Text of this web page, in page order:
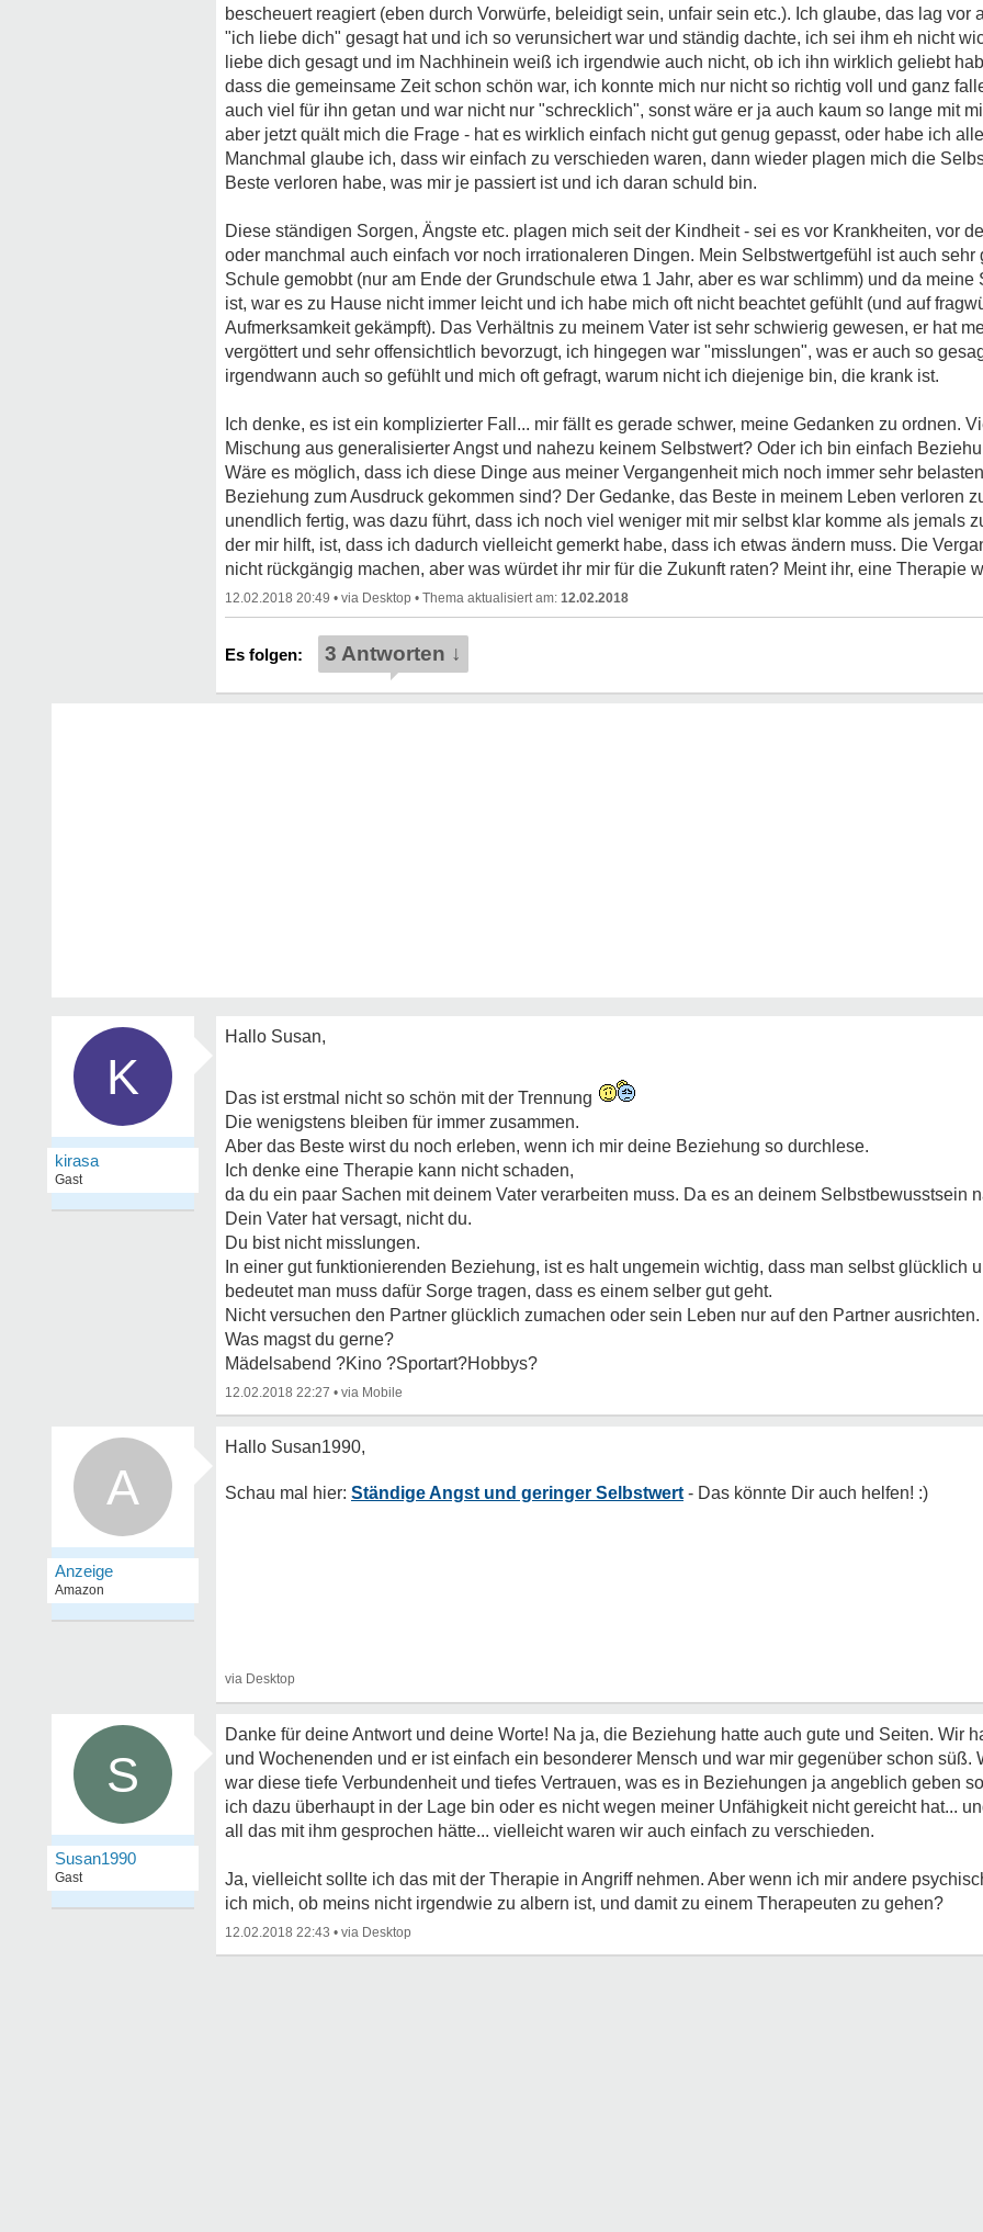
bescheuert reagiert (eben durch Vorwürfe, beleidigt sein, unfair sein etc.). Ich glaube, das lag vor
"ich liebe dich" gesagt hat und ich so verunsichert war und ständig dachte, ich sei ihm eh nicht
liebe dich gesagt und im Nachhinein weiß ich irgendwie auch nicht, ob ich ihn wirklich geliebt
dass die gemeinsame Zeit schon schön war, ich konnte mich nur nicht so richtig voll und ganz
auch viel für ihn getan und war nicht nur "schrecklich", sonst wäre er ja auch kaum so lange mit
aber jetzt quält mich die Frage - hat es wirklich einfach nicht gut genug gepasst, oder habe ich
Manchmal glaube ich, dass wir einfach zu verschieden waren, dann wieder plagen mich die
Beste verloren habe, was mir je passiert ist und ich daran schuld bin.
Diese ständigen Sorgen, Ängste etc. plagen mich seit der Kindheit - sei es vor Krankheiten, vor
oder manchmal auch einfach vor noch irrationaleren Dingen. Mein Selbstwertgefühl ist auch sehr
Schule gemobbt (nur am Ende der Grundschule etwa 1 Jahr, aber es war schlimm) und da
ist, war es zu Hause nicht immer leicht und ich habe mich oft nicht beachtet gefühlt (und auf
Aufmerksamkeit gekämpft). Das Verhältnis zu meinem Vater ist sehr schwierig gewesen, er hat
vergöttert und sehr offensichtlich bevorzugt, ich hingegen war "misslungen", was er auch so
irgendwann auch so gefühlt und mich oft gefragt, warum nicht ich diejenige bin, die krank ist.
Ich denke, es ist ein komplizierter Fall... mir fällt es gerade schwer, meine Gedanken zu ordnen.
Mischung aus generalisierter Angst und nahezu keinem Selbstwert? Oder ich bin einfach
Wäre es möglich, dass ich diese Dinge aus meiner Vergangenheit mich noch immer sehr
Beziehung zum Ausdruck gekommen sind? Der Gedanke, das Beste in meinem Leben verloren
unendlich fertig, was dazu führt, dass ich noch viel weniger mit mir selbst klar komme als jemals
der mir hilft, ist, dass ich dadurch vielleicht gemerkt habe, dass ich etwas ändern muss. Die
nicht rückgängig machen, aber was würdet ihr mir für die Zukunft raten? Meint ihr, eine Therapie
12.02.2018 20:49 • • 12.02.2018
3 Antworten ↓
K
kirasa
Gast
Hallo Susan,
Das ist erstmal nicht so schön mit der Trennung
Die wenigstens bleiben für immer zusammen.
Aber das Beste wirst du noch erleben, wenn ich mir deine Beziehung so durchlese.
Ich denke eine Therapie kann nicht schaden,
da du ein paar Sachen mit deinem Vater verarbeiten muss. Da es an deinem Selbstbewusstsein
Dein Vater hat versagt, nicht du.
Du bist nicht misslungen.
In einer gut funktionierenden Beziehung, ist es halt ungemein wichtig, dass man selbst glücklich
bedeutet man muss dafür Sorge tragen, dass es einem selber gut geht.
Nicht versuchen den Partner glücklich zumachen oder sein Leben nur auf den Partner ausrichten.
Was magst du gerne?
Mädelsabend ?Kino ?Sportart?Hobbys?
12.02.2018 22:27 •
A Ständige Angst und geringer Selbstwert
S
Susan1990
Gast
Danke für deine Antwort und deine Worte! Na ja, die Beziehung hatte auch gute und Seiten. Wir
und Wochenenden und er ist einfach ein besonderer Mensch und war mir gegenüber schon süß.
war diese tiefe Verbundenheit und tiefes Vertrauen, was es in Beziehungen ja angeblich geben
ich dazu überhaupt in der Lage bin oder es nicht wegen meiner Unfähigkeit nicht gereicht hat...
all das mit ihm gesprochen hätte... vielleicht waren wir auch einfach zu verschieden.
Ja, vielleicht sollte ich das mit der Therapie in Angriff nehmen. Aber wenn ich mir andere
ich mich, ob meins nicht irgendwie zu albern ist, und damit zu einem Therapeuten zu gehen?
12.02.2018 22:43 •